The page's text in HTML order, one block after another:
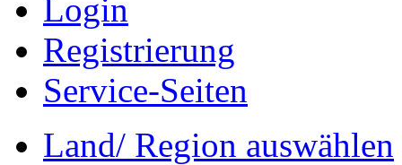
Login
Registrierung
Service-Seiten
Land/ Region auswählen